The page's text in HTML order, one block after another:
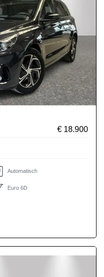
€ 18.900
Automatisch
Euro 6D